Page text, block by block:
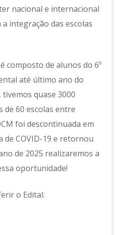
nacional e internacional
integração das escolas
composto de alunos do 6º
até último ano do
tivemos quase 3000
de 60 escolas entre
foi descontinuada em
de COVID-19 e retornou
de 2025 realizaremos a
oportunidade!
o Edital: